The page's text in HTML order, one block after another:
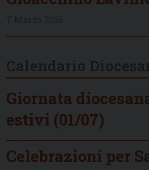
Giornata
estivi (01/07)
Celebrazioni per